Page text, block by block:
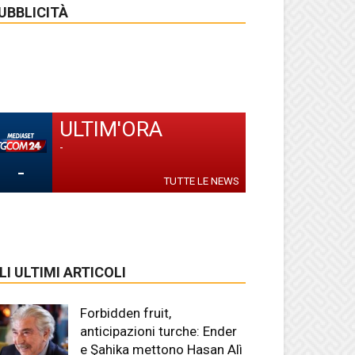
-
ULTIM'ORA
-
TUTTE LE NEWS
ULTIMI ARTICOLI
Forbidden fruit,
anticipazioni turche: Ender
e Şahika mettono Hasan Alì